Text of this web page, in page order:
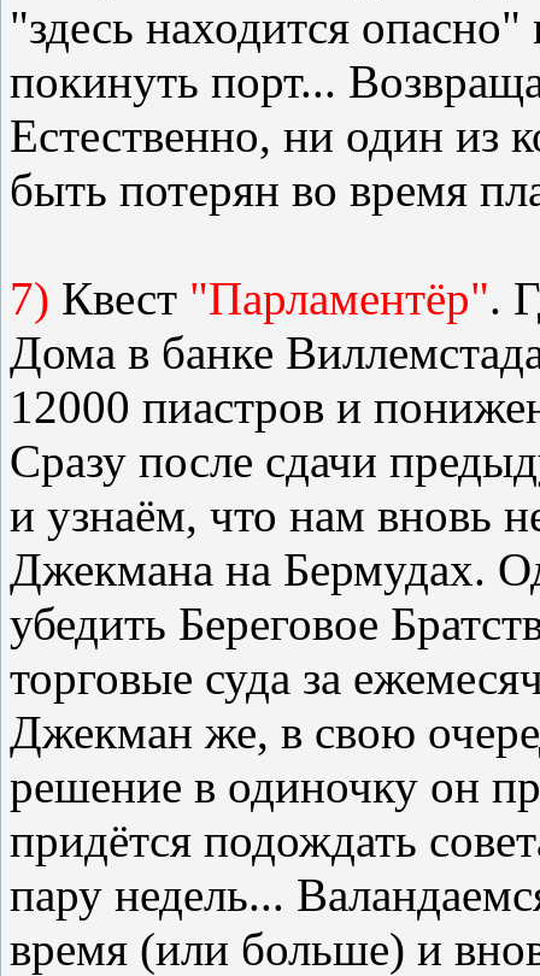
"здесь находится
покинуть порт...
Естественно, ни один из
быть потерян во время
7) Квест "Парламентёр".
Дома в банке
12000 пиастров и
Сразу после сдачи
и узнаём, что нам вновь
Джекмана на Бермудах.
убедить Береговое
торговые суда за
Джекман же, в свою
решение в одиночку он
придётся подождать
пару недель...
время (или больше) и